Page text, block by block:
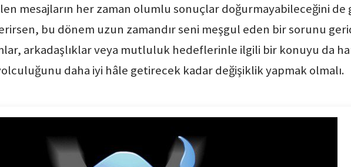
mesajların her zaman olumlu sonuçlar doğurmayabileceğini de
bu dönem uzun zamandır seni meşgul eden bir sorunu
arkadaşlıklar veya mutluluk hedeflerinle ilgili bir konuyu da
daha iyi hâle getirecek kadar değişiklik yapmak olmalı.